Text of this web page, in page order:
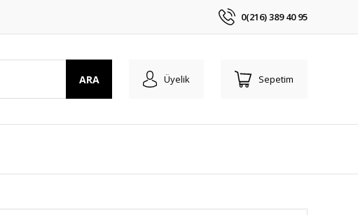
0(216) 389 40 95
ARA Üyelik Sepetim